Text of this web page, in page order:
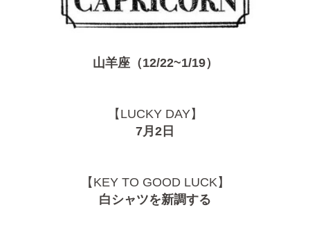
山羊座（12/22~1/19）
【LUCKY DAY】
7月2日
【KEY TO GOOD LUCK】
白シャツを新調する